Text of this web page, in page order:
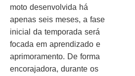
moto desenvolvida há
apenas seis meses, a fase
inicial da temporada será
focada em aprendizado e
aprimoramento. De forma
encorajadora, durante os